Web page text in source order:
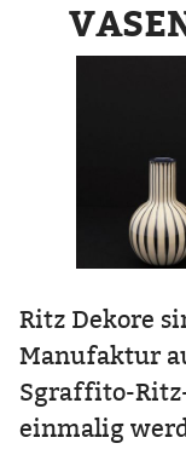
Ritz Dekore
Manufaktur
Sgraffito-
einmalig